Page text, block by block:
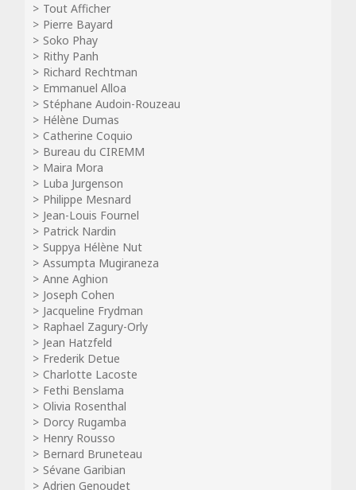
Tout Afficher
Pierre Bayard
Soko Phay
Rithy Panh
Richard Rechtman
Emmanuel Alloa
Stéphane Audoin-Rouzeau
Hélène Dumas
Catherine Coquio
Bureau du CIREMM
Maira Mora
Luba Jurgenson
Philippe Mesnard
Jean-Louis Fournel
Patrick Nardin
Suppya Hélène Nut
Assumpta Mugiraneza
Anne Aghion
Joseph Cohen
Jacqueline Frydman
Raphael Zagury-Orly
Jean Hatzfeld
Frederik Detue
Charlotte Lacoste
Fethi Benslama
Olivia Rosenthal
Dorcy Rugamba
Henry Rousso
Bernard Bruneteau
Sévane Garibian
Adrien Genoudet